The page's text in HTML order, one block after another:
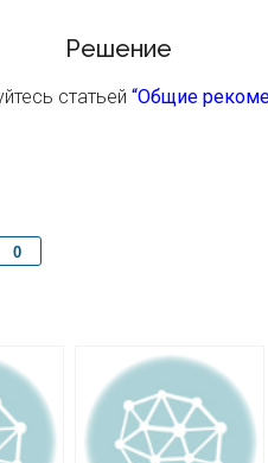
Решение
статьей “Общие
0